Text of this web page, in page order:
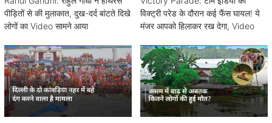
पीड़ितों से की मुलाकात, दुख-दर्द बांटते दिखे
लोगों का Video सामने आया
विक्ट्री परेड के दौरान कई फैंस घायल! ये
मंजर आपको हिलाकर रख देगा, Video